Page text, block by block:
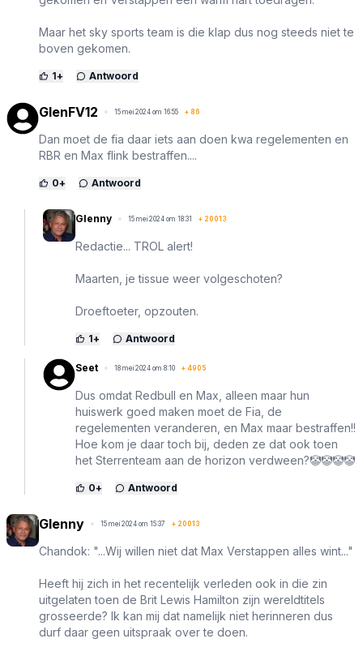
Maar het sky sports team is die klap dus nog steeds niet te
boven gekomen.
1+ Antwoord
GlenFV12 15 mei 2024 om 16:55 + 86
Dan moet de fia daar iets aan doen kwa regelementen en
RBR en Max flink bestraffen....
0+ Antwoord
Glenny 15 mei 2024 om 18:31 + 20013
Redactie... TROL alert!
Maarten, je tissue weer volgeschoten?
Droeftoeter, opzouten.
1+ Antwoord
Seet 18 mei 2024 om 8:10 + 4905
Dus omdat Redbull en Max, alleen maar hun
huiswerk goed maken moet de Fia, de
regelementen veranderen, en Max maar bestraffen!!
Hoe kom je daar toch bij, deden ze dat ook toen
het Sterrenteam aan de horizon verdween?🤡🤡🤡🤡
0+ Antwoord
Glenny 15 mei 2024 om 15:37 + 20013
Chandok: "...Wij willen niet dat Max Verstappen alles wint..."
Heeft hij zich in het recentelijk verleden ook in die zin
uitgelaten toen de Brit Lewis Hamilton zijn wereldtitels
grosseerde? Ik kan mij dat namelijk niet herinneren dus
durf daar geen uitspraak over te doen.